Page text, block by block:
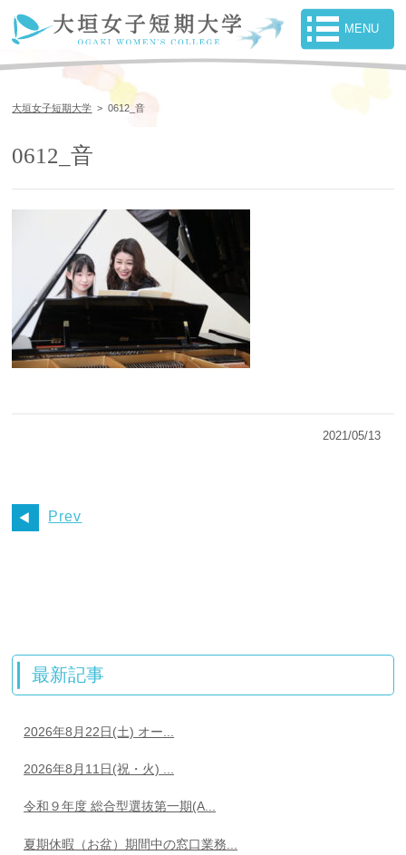
大垣女子短期大学 >0612_音
0612_音
2021/05/13
Prev
最新記事
2026年8月22日(土) オー...
2026年8月11日(祝・火) ...
令和９年度 総合型選抜第一期(A...
夏期休暇（お盆）期間中の窓口業務...